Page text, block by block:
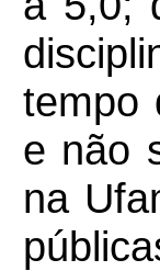
tempo
e não
na